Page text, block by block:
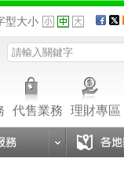
型大小
代售業務 理財專區